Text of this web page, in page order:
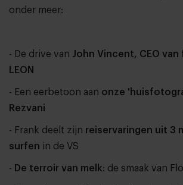
onder meer:
- De drive van John Vincent, CEO
LEON
- Een eerbetoon aan onze
Rezvani
- Frank deelt zijn reiservaringen uit 3
surfen in de VS
- De terroir van melk: de smaak van